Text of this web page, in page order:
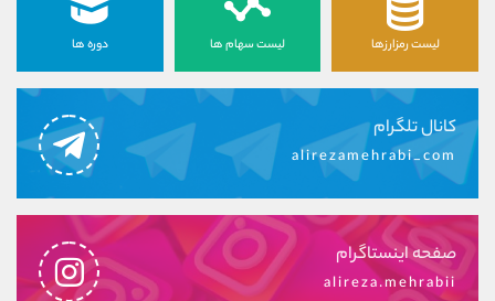
لیست رمزارزها لیست سهام ها دوره ها
کانال تلگرام
alirezamehrabi_com
صفحه اینستاگرام
alireza.mehrabii